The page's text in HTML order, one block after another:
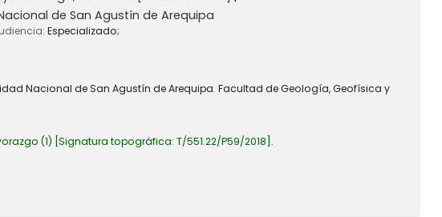
de San Agustín de Arequipa
Especializado;
Nacional de San Agustín de Arequipa. Facultad de Geología, Geofísica y
(1) Signatura topográfica: T/551.22/P59/2018 .